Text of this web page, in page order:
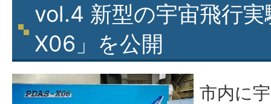
vol.4 新型の宇宙飛行
X06」を公開
市内に